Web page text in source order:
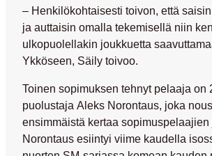
– Henkilökohtaisesti toivon, että
ja auttaisin omalla tekemisellä niin
ulkopuolellakin joukkuetta
Ykköseen, Säily toivoo.
Toinen sopimuksen tehnyt pelaaja on
puolustaja Aleks Norontaus, joka
ensimmäistä kertaa sopimuspelaajien
Norontaus esiintyi viime kaudella